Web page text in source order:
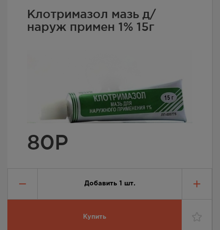
Клотримазол мазь д/
наруж примен 1% 15г
80Р
Добавить 1 шт.
Купить